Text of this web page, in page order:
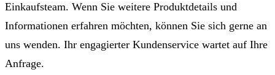
Einkaufsteam. Wenn Sie weitere Produktdetails und
Informationen erfahren möchten, können Sie sich gerne an
uns wenden. Ihr engagierter Kundenservice wartet auf Ihre
Anfrage.